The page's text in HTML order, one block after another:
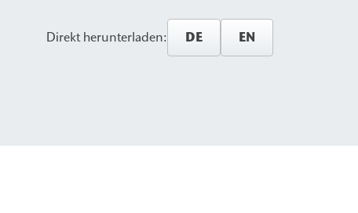
Direkt herunterladen: DE EN